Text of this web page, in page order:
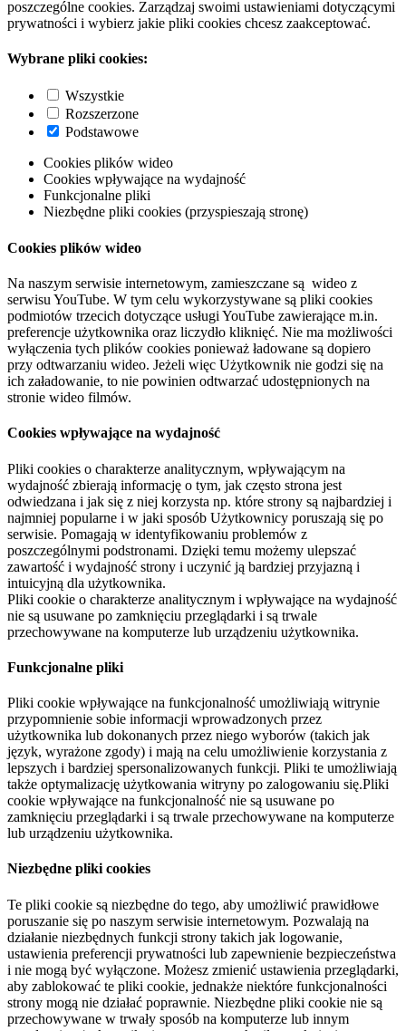
poszczególne cookies. Zarządzaj swoimi ustawieniami dotyczącymi
prywatności i wybierz jakie pliki cookies chcesz zaakceptować.
Wybrane pliki cookies:
Wszystkie
Rozszerzone
Podstawowe
Cookies plików wideo
Cookies wpływające na wydajność
Funkcjonalne pliki
Niezbędne pliki cookies (przyspieszają stronę)
Cookies plików wideo
Na naszym serwisie internetowym, zamieszczane są wideo z
serwisu YouTube. W tym celu wykorzystywane są pliki cookies
podmiotów trzecich dotyczące usługi YouTube zawierające m.in.
preferencje użytkownika oraz liczydło kliknięć. Nie ma możliwości
wyłączenia tych plików cookies ponieważ ładowane są dopiero
przy odtwarzaniu wideo. Jeżeli więc Użytkownik nie godzi się na
ich załadowanie, to nie powinien odtwarzać udostępnionych na
stronie wideo filmów.
Cookies wpływające na wydajność
Pliki cookies o charakterze analitycznym, wpływającym na
wydajność zbierają informację o tym, jak często strona jest
odwiedzana i jak się z niej korzysta np. które strony są najbardziej i
najmniej popularne i w jaki sposób Użytkownicy poruszają się po
serwisie. Pomagają w identyfikowaniu problemów z
poszczególnymi podstronami. Dzięki temu możemy ulepszać
zawartość i wydajność strony i uczynić ją bardziej przyjazną i
intuicyjną dla użytkownika.
Pliki cookie o charakterze analitycznym i wpływające na wydajność
nie są usuwane po zamknięciu przeglądarki i są trwale
przechowywane na komputerze lub urządzeniu użytkownika.
Funkcjonalne pliki
Pliki cookie wpływające na funkcjonalność umożliwiają witrynie
przypomnienie sobie informacji wprowadzonych przez
użytkownika lub dokonanych przez niego wyborów (takich jak
język, wyrażone zgody) i mają na celu umożliwienie korzystania z
lepszych i bardziej spersonalizowanych funkcji. Pliki te umożliwiają
także optymalizację użytkowania witryny po zalogowaniu się.Pliki
cookie wpływające na funkcjonalność nie są usuwane po
zamknięciu przeglądarki i są trwale przechowywane na komputerze
lub urządzeniu użytkownika.
Niezbędne pliki cookies
Te pliki cookie są niezbędne do tego, aby umożliwić prawidłowe
poruszanie się po naszym serwisie internetowym. Pozwalają na
działanie niezbędnych funkcji strony takich jak logowanie,
ustawienia preferencji prywatności lub zapewnienie bezpieczeństwa
i nie mogą być wyłączone. Możesz zmienić ustawienia przeglądarki,
aby zablokować te pliki cookie, jednakże niektóre funkcjonalności
strony mogą nie działać poprawnie. Niezbędne pliki cookie nie są
przechowywane w trwały sposób na komputerze lub innym